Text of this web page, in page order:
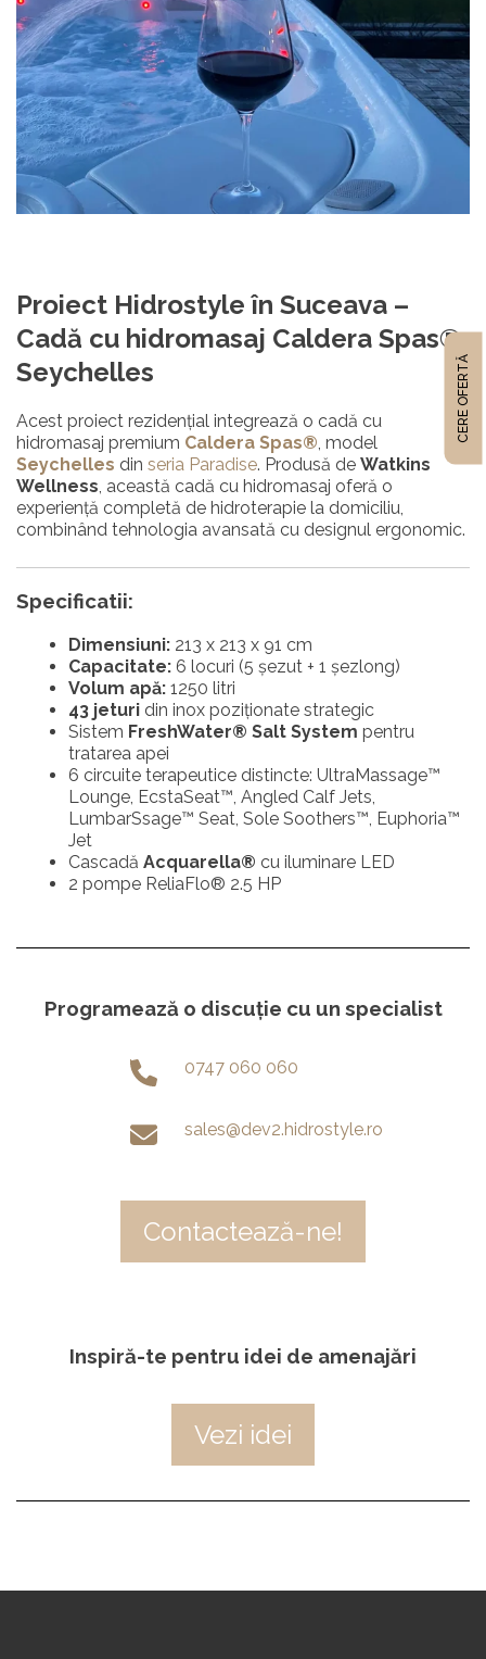
Proiect Hidrostyle în Suceava –
Cadă cu hidromasaj Caldera Spas®
Seychelles
Acest proiect rezidențial integrează o cadă cu
hidromasaj premium Caldera Spas® , model
Seychelles din seria Paradise. Produsă de Watkins
Wellness , această cadă cu hidromasaj oferă o
experiență completă de hidroterapie la domiciliu,
combinând tehnologia avansată cu designul ergonomic.
Specificatii:
Dimensiuni: 213 x 213 x 91 cm
Capacitate: 6 locuri (5 șezut + 1 șezlong)
Volum apă: 1250 litri
43 jeturi din inox poziționate strategic
Sistem FreshWater® Salt System pentru
tratarea apei
6 circuite terapeutice distincte: UltraMassage™
Lounge, EcstaSeat™, Angled Calf Jets,
LumbarSsage™ Seat, Sole Soothers™, Euphoria™
Jet
Cascadă Acquarella® cu iluminare LED
2 pompe ReliaFlo® 2.5 HP
Programează o discuție cu un specialist
0747 060 060
sales@dev2.hidrostyle.ro
Contactează-ne!
Inspiră-te pentru idei de amenajări
Vezi idei
CERE OFERTĂ